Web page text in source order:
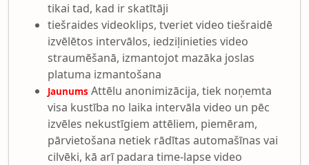
tikai tad, kad ir skatītāji
tiešraides videoklips, tveriet video tiešraidē
izvēlētos intervālos, iedziļinieties video
straumēšanā, izmantojot mazāka joslas
platuma izmantošana
Jaunums Attēlu anonimizācija, tiek noņemta
visa kustība no laika intervāla video un pēc
izvēles nekustīgiem attēliem, piemēram,
pārvietošana netiek rādītas automašīnas vai
cilvēki, kā arī padara time-lapse video